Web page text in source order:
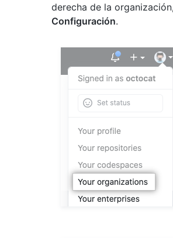
derecha de la
Configuración.